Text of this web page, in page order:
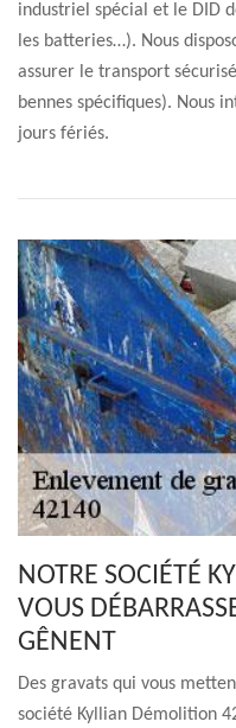
industriel spécial et le DID
les batteries…). Nous
assurer le transport
bennes spécifiques). Nous
jours fériés.
NOTRE SOCIÉTÉ
VOUS
GÊNENT
Des gravats qui vous
société Kyllian Démolition